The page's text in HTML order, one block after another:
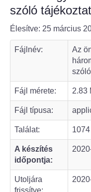
Bölcske
Mi újság
Értéktár
Turizmus
Látnivalók
Szállások
Egyházak, civilek
Református
szóló
Élesítve: 25 március
Fájlnév:
Az
Fájl mérete: 2.83
Fájl típusa:
Találat:
A készítés
időpontja:
Utoljára